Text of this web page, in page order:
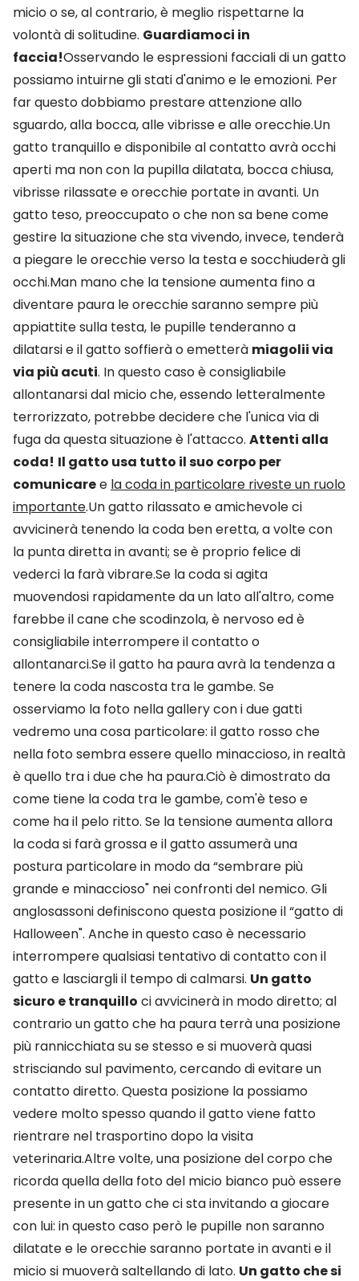
micio o se, al contrario, è meglio rispettarne la
volontà di solitudine. Guardiamoci in
faccia!Osservando le espressioni facciali di un gatto
possiamo intuirne gli stati d'animo e le emozioni. Per
far questo dobbiamo prestare attenzione allo
sguardo, alla bocca, alle vibrisse e alle orecchie.Un
gatto tranquillo e disponibile al contatto avrà occhi
aperti ma non con la pupilla dilatata, bocca chiusa,
vibrisse rilassate e orecchie portate in avanti. Un
gatto teso, preoccupato o che non sa bene come
gestire la situazione che sta vivendo, invece, tenderà
a piegare le orecchie verso la testa e socchiuderà gli
occhi.Man mano che la tensione aumenta fino a
diventare paura le orecchie saranno sempre più
appiattite sulla testa, le pupille tenderanno a
dilatarsi e il gatto soffierà o emetterà miagolii via
via più acuti. In questo caso è consigliabile
allontanarsi dal micio che, essendo letteralmente
terrorizzato, potrebbe decidere che l'unica via di
fuga da questa situazione è l'attacco. Attenti alla
coda! Il gatto usa tutto il suo corpo per
comunicaree la coda in particolare riveste un ruolo
importante.Un gatto rilassato e amichevole ci
avvicinerà tenendo la coda ben eretta, a volte con
la punta diretta in avanti; se è proprio felice di
vederci la farà vibrare.Se la coda si agita
muovendosi rapidamente da un lato all'altro, come
farebbe il cane che scodinzola, è nervoso ed è
consigliabile interrompere il contatto o
allontanarci.Se il gatto ha paura avrà la tendenza a
tenere la coda nascosta tra le gambe. Se
osserviamo la foto nella gallery con i due gatti
vedremo una cosa particolare: il gatto rosso che
nella foto sembra essere quello minaccioso, in realtà
è quello tra i due che ha paura.Ciò è dimostrato da
come tiene la coda tra le gambe, com'è teso e
come ha il pelo ritto. Se la tensione aumenta allora
la coda si farà grossa e il gatto assumerà una
postura particolare in modo da “sembrare più
grande e minaccioso" nei confronti del nemico. Gli
anglosassoni definiscono questa posizione il “gatto di
Halloween". Anche in questo caso è necessario
interrompere qualsiasi tentativo di contatto con il
gatto e lasciargli il tempo di calmarsi. Un gatto
sicuro e tranquillo ci avvicinerà in modo diretto; al
contrario un gatto che ha paura terrà una posizione
più rannicchiata su se stesso e si muoverà quasi
strisciando sul pavimento, cercando di evitare un
contatto diretto. Questa posizione la possiamo
vedere molto spesso quando il gatto viene fatto
rientrare nel trasportino dopo la visita
veterinaria.Altre volte, una posizione del corpo che
ricorda quella della foto del micio bianco può essere
presente in un gatto che ci sta invitando a giocare
con lui: in questo caso però le pupille non saranno
dilatate e le orecchie saranno portate in avanti e il
micio si muoverà saltellando di lato. Un gatto che si